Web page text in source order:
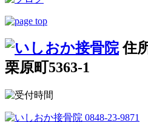
住
栗原町5363-1